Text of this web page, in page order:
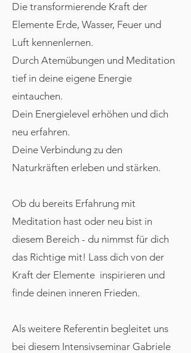
Die transformierende Kraft der
Elemente Erde, Wasser, Feuer und
Luft kennenlernen.
Durch Atemübungen und Meditation
tief in deine eigene Energie
eintauchen.
Dein Energielevel erhöhen und dich
neu erfahren.
Deine Verbindung zu den
Naturkräften erleben und stärken.
Ob du bereits Erfahrung mit
Meditation hast oder neu bist in
diesem Bereich - du nimmst für dich
das Richtige mit! Lass dich von der
Kraft der Elemente inspirieren und
finde deinen inneren Frieden.
Als weitere Referentin begleitet uns
bei diesem Intensivseminar Gabriele